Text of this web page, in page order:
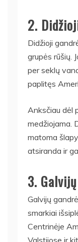
2.
Didžioji
grupės rūšių.
per seklų
paplitęs
Anksčiau dėl
medžiojama.
matoma
atsiranda ir
3.
Galvijų
smarkiai
Centrinėje
Valstijose ir